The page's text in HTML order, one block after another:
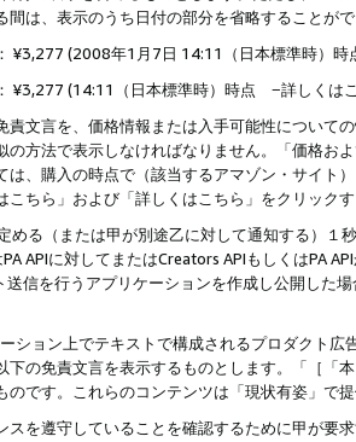
間は、表示のうち日付の部分を省略することが
¥3,277 (2008年1月7日 14:11（日本標準時）
¥3,277 (14:11（日本標準時）時点 −詳しくは
責文言を、価格情報または入手可能性について
の方法で表示しなければなりません。「価格
は、購入の時点で（該当するアマゾン・サイト
こちら」および「詳しくはこちら」をクリック
める（または甲が別途乙に対して通知する）
APIに対してまたはCreators APIもしくはPA
送信を行うアプリケーションを作成し公開した
ション上でテキストで構成されるプロダクト
下の免責文言を表示するものとします。「［「
のです。これらのコンテンツは「現状有姿」で
スを遵守していることを確認するために甲が要